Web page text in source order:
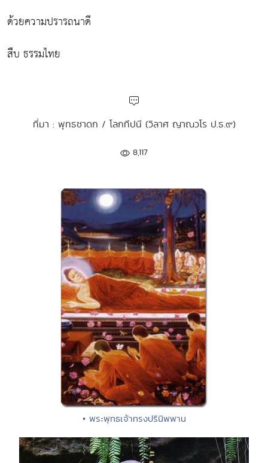
ด้วยความปรารถนาดี
สืบ ธรรมไทย
ที่มา : พุทธชาดก / โลกทีปนี (วิลาศ ญาณวโร ป.ธ.๙)
8,117
• พระพุทธเจ้าทรงปรินิพพาน